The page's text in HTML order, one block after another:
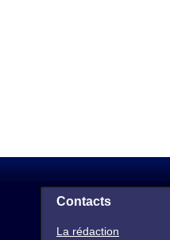
Contacts
La rédaction